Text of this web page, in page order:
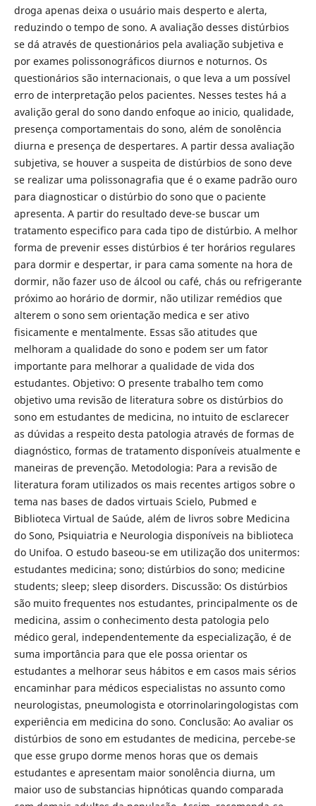
droga apenas deixa o usuário mais desperto e alerta,
reduzindo o tempo de sono. A avaliação desses distúrbios
se dá através de questionários pela avaliação subjetiva e
por exames polissonográficos diurnos e noturnos. Os
questionários são internacionais, o que leva a um possível
erro de interpretação pelos pacientes. Nesses testes há a
avalição geral do sono dando enfoque ao inicio, qualidade,
presença comportamentais do sono, além de sonolência
diurna e presença de despertares. A partir dessa avaliação
subjetiva, se houver a suspeita de distúrbios de sono deve
se realizar uma polissonagrafia que é o exame padrão ouro
para diagnosticar o distúrbio do sono que o paciente
apresenta. A partir do resultado deve-se buscar um
tratamento especifico para cada tipo de distúrbio. A melhor
forma de prevenir esses distúrbios é ter horários regulares
para dormir e despertar, ir para cama somente na hora de
dormir, não fazer uso de álcool ou café, chás ou refrigerante
próximo ao horário de dormir, não utilizar remédios que
alterem o sono sem orientação medica e ser ativo
fisicamente e mentalmente. Essas são atitudes que
melhoram a qualidade do sono e podem ser um fator
importante para melhorar a qualidade de vida dos
estudantes. Objetivo: O presente trabalho tem como
objetivo uma revisão de literatura sobre os distúrbios do
sono em estudantes de medicina, no intuito de esclarecer
as dúvidas a respeito desta patologia através de formas de
diagnóstico, formas de tratamento disponíveis atualmente e
maneiras de prevenção. Metodologia: Para a revisão de
literatura foram utilizados os mais recentes artigos sobre o
tema nas bases de dados virtuais Scielo, Pubmed e
Biblioteca Virtual de Saúde, além de livros sobre Medicina
do Sono, Psiquiatria e Neurologia disponíveis na biblioteca
do Unifoa. O estudo baseou-se em utilização dos unitermos:
estudantes medicina; sono; distúrbios do sono; medicine
students; sleep; sleep disorders. Discussão: Os distúrbios
são muito frequentes nos estudantes, principalmente os de
medicina, assim o conhecimento desta patologia pelo
médico geral, independentemente da especialização, é de
suma importância para que ele possa orientar os
estudantes a melhorar seus hábitos e em casos mais sérios
encaminhar para médicos especialistas no assunto como
neurologistas, pneumologista e otorrinolaringologistas com
experiência em medicina do sono. Conclusão: Ao avaliar os
distúrbios de sono em estudantes de medicina, percebe-se
que esse grupo dorme menos horas que os demais
estudantes e apresentam maior sonolência diurna, um
maior uso de substancias hipnóticas quando comparada